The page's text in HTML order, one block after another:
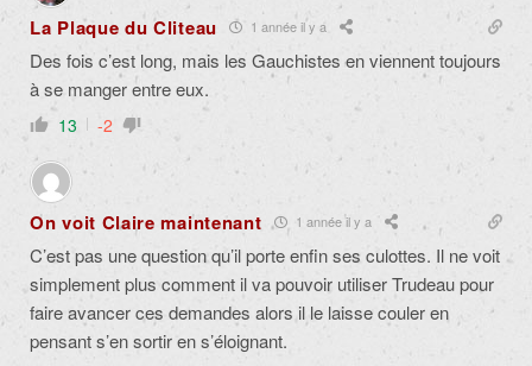
La Plaque du Cliteau 1 année il y a
Des fois c’est long, mais les Gauchistes en viennent toujours
à se manger entre eux.
13 -2
On voit Claire maintenant 1 année il y a
C’est pas une question qu’il porte enfin ses culottes. Il ne voit
simplement plus comment il va pouvoir utiliser Trudeau pour
faire avancer ces demandes alors il le laisse couler en
pensant s’en sortir en s’éloignant.